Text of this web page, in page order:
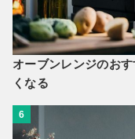
オーブンレンジのお
くなる
6